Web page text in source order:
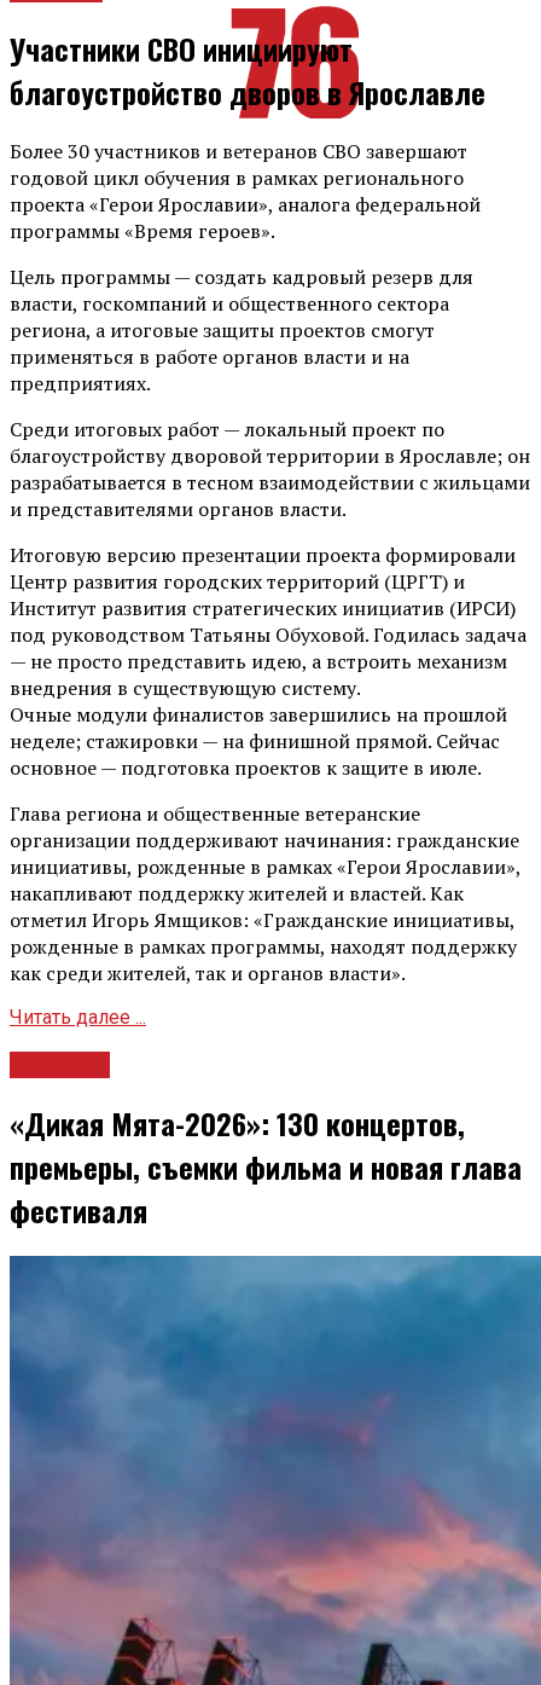
Участники СВО инициируют
благоустройство дворов в Ярославле
Более 30 участников и ветеранов СВО завершают
годовой цикл обучения в рамках регионального
проекта «Герои Ярославии», аналога федеральной
программы «Время героев».
Цель программы — создать кадровый резерв для
власти, госкомпаний и общественного сектора
региона, а итоговые защиты проектов смогут
применяться в работе органов власти и на
предприятиях.
Среди итоговых работ — локальный проект по
благоустройству дворовой территории в Ярославле; он
разрабатывается в тесном взаимодействии с жильцами
и представителями органов власти.
Итоговую версию презентации проекта формировали
Центр развития городских территорий (ЦРГТ) и
Институт развития стратегических инициатив (ИРСИ)
под руководством Татьяны Обуховой. Годилась задача
— не просто представить идею, а встроить механизм
внедрения в существующую систему.
Очные модули финалистов завершились на прошлой
неделе; стажировки — на финишной прямой. Сейчас
основное — подготовка проектов к защите в июле.
Глава региона и общественные ветеранские
организации поддерживают начинания: гражданские
инициативы, рожденные в рамках «Герои Ярославии»,
накапливают поддержку жителей и властей. Как
отметил Игорь Ямщиков: «Гражданские инициативы,
рожденные в рамках программы, находят поддержку
как среди жителей, так и органов власти».
Читать далее ...
«Дикая Мята-2026»: 130 концертов,
премьеры, съемки фильма и новая глава
фестиваля